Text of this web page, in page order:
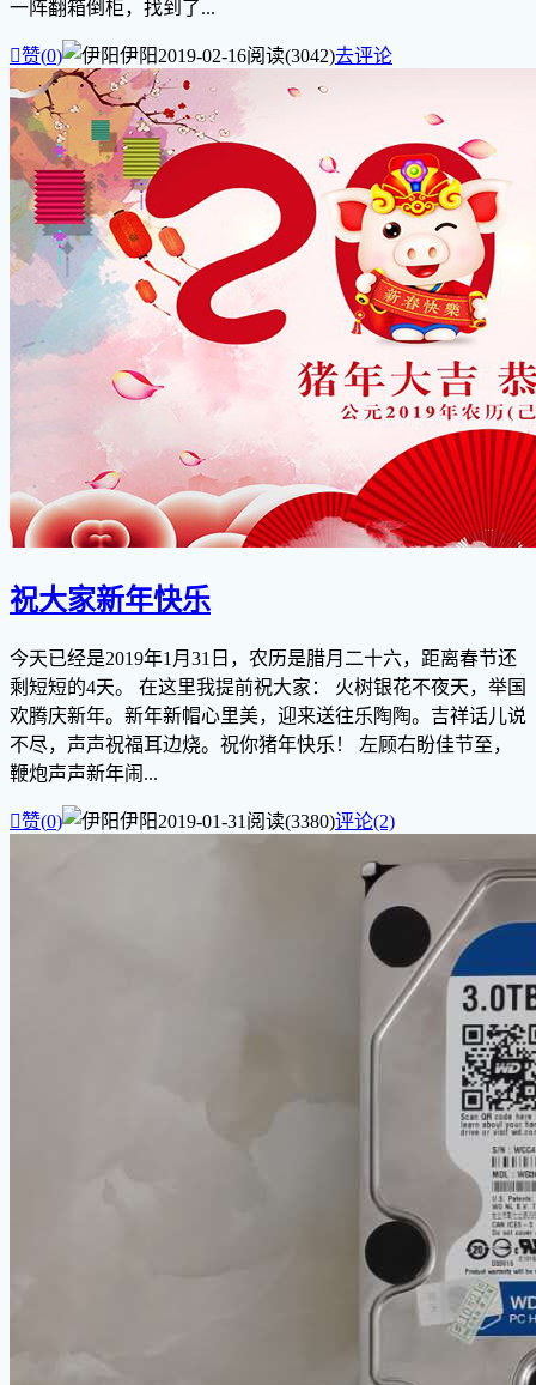
一阵翻箱倒柜，找到了...
赞(0) 伊阳2019-02-16阅读(3042)去评论
祝大家新年快乐
今天已经是2019年1月31日，农历是腊月二十六，距离春节还
剩短短的4天。 在这里我提前祝大家： 火树银花不夜天，举国
欢腾庆新年。新年新帽心里美，迎来送往乐陶陶。吉祥话儿说
不尽，声声祝福耳边烧。祝你猪年快乐！ 左顾右盼佳节至，
鞭炮声声新年闹...
赞(0) 伊阳2019-01-31 阅读(3380)评论(2)